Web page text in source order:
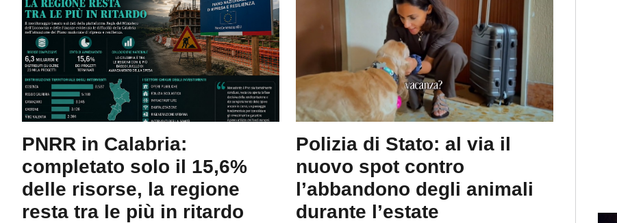
PNRR in Calabria:
completato solo il 15,6%
delle risorse, la regione
resta tra le più in ritardo
Polizia di Stato: al via il
nuovo spot contro
l’abbandono degli animali
durante l’estate